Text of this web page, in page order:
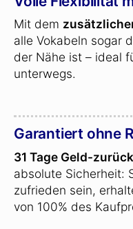
Mit dem
alle Vokabeln sogar
der Nähe ist – ideal
unterwegs.
Garantiert ohne
31 Tage Geld-
absolute Sicherheit:
zufrieden sein,
von 100% des